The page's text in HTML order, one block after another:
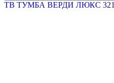
ТВ ТУМБА ВЕРДИ ЛЮКС 321